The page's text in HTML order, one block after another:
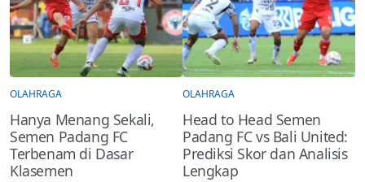
OLAHRAGA
Hanya Menang Sekali,
Semen Padang FC
Terbenam di Dasar
Klasemen
OLAHRAGA
Head to Head Semen
Padang FC vs Bali United:
Prediksi Skor dan Analisis
Lengkap